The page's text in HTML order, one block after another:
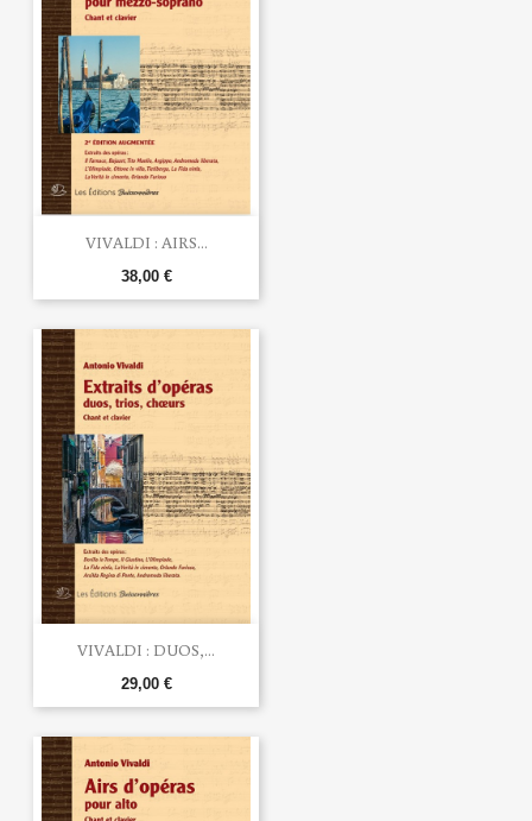
VIVALDI : AIRS...
38,00 €
VIVALDI : DUOS,...
29,00 €